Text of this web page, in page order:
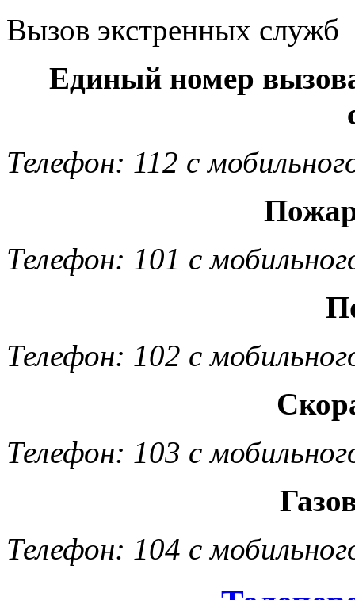
Вызов экстренных служб
Единый номер
Телефон: 112 с
Телефон: 101 с
Телефон: 102 с
Телефон: 103 с
Телефон: 104 с